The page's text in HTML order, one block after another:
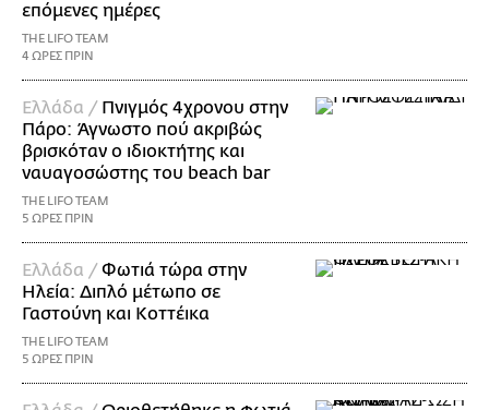
επόμενες ημέρες
THE LIFO TEAM
4 ΩΡΕΣ ΠΡΙΝ
Ελλάδα / Πνιγμός 4χρονου στην
Πάρο: Άγνωστο πού ακριβώς
βρισκόταν ο ιδιοκτήτης και
ναυαγοσώστης του beach bar
THE LIFO TEAM
5 ΩΡΕΣ ΠΡΙΝ
Ελλάδα /Φωτιά τώρα στην
Ηλεία: Διπλό μέτωπο σε
Γαστούνη και Κοττέικα
THE LIFO TEAM
5 ΩΡΕΣ ΠΡΙΝ